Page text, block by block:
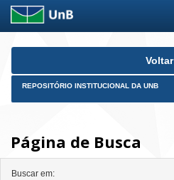
Skip
Voltar
REPOSITÓRIO INSTITUCIONAL DA UNB
Página de Busca
Buscar em: